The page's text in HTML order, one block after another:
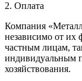
2. Оплата
Компания
независимо от их
частным лицам,
индивидуальным
хозяйствования.